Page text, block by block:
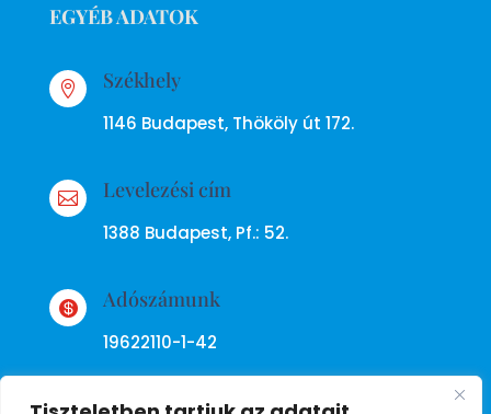
EGYÉB ADATOK
 Székhely
1146 Budapest, Thököly út 172.
 Levelezési cím
1388 Budapest, Pf.: 52.
 Adószámunk
19622110-1-42